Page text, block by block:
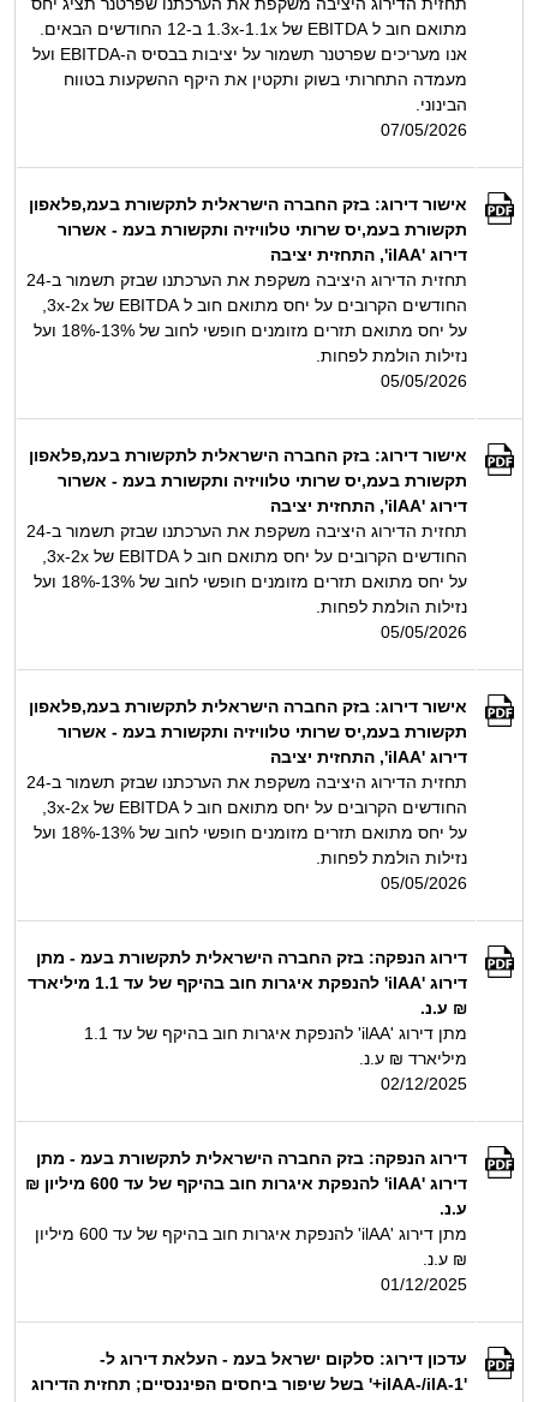
מתואם חוב ל EBITDA של 1.1x‏-‏1.3x ב-12 החודשים הבאים.
אנו מעריכים שפרטנר תשמור על יציבות בבסיס ה-EBITDA ועל
מעמדה התחרותי בשוק ותקטין את היקף ההשקעות בטווח
הבינוני.
07/05/2026
אישור דירוג: בזק החברה הישראלית לתקשורת בעמ,פלאפון
תקשורת בעמ,יס שרותי טלוויזיה ותקשורת בעמ - אשרור
דירוג 'ilAA', התחזית יציבה
תחזית הדירוג היציבה משקפת את הערכתנו שבזק תשמור ב-24
על יחס מתואם תזרים מזומנים חופשי לחוב של 13%-18% ועל
נזילות הולמת לפחות.
05/05/2026
אישור דירוג: בזק החברה הישראלית לתקשורת בעמ,פלאפון
תקשורת בעמ,יס שרותי טלוויזיה ותקשורת בעמ - אשרור
דירוג 'ilAA', התחזית יציבה
תחזית הדירוג היציבה משקפת את הערכתנו שבזק תשמור ב-24
על יחס מתואם תזרים מזומנים חופשי לחוב של 13%-18% ועל
נזילות הולמת לפחות.
05/05/2026
אישור דירוג: בזק החברה הישראלית לתקשורת בעמ,פלאפון
תקשורת בעמ,יס שרותי טלוויזיה ותקשורת בעמ - אשרור
דירוג 'ilAA', התחזית יציבה
תחזית הדירוג היציבה משקפת את הערכתנו שבזק תשמור ב-24
על יחס מתואם תזרים מזומנים חופשי לחוב של 13%-18% ועל
נזילות הולמת לפחות.
05/05/2026
דירוג הנפקה: בזק החברה הישראלית לתקשורת בעמ - מתן
דירוג 'ilAA' להנפקת איגרות חוב בהיקף של עד 1.1 מיליארד
₪ ע.נ.
מתן דירוג 'ilAA' להנפקת איגרות חוב בהיקף של עד 1.1
מיליארד ₪ ע.נ.
02/12/2025
דירוג הנפקה: בזק החברה הישראלית לתקשורת בעמ - מתן
דירוג 'ilAA' להנפקת איגרות חוב בהיקף של עד 600 מיליון ₪
ע.נ.
מתן דירוג 'ilAA' להנפקת איגרות חוב בהיקף של עד 600 מיליון
₪ ע.נ.
01/12/2025
עדכון דירוג: סלקום ישראל בעמ - העלאת דירוג ל-
'ilAA-/ilA-1+' בשל שיפור ביחסים הפיננסיים; תחזית הדירוג